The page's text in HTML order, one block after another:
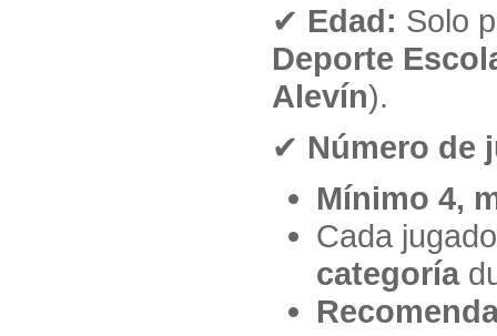
✔ Edad: Solo
Deporte
Alevín).
✔ Número de
Mínimo 4,
Cada
categoría